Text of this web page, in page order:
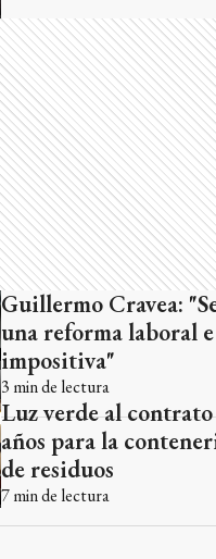
Guillermo Cravea:
una reforma laboral e
impositiva"
3 min de lectura
Luz verde al
años para la
de residuos
7min de lectura